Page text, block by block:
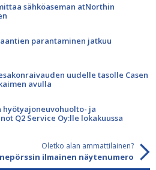
sähköaseman atNorthin
parantaminen jatkuu
uudelle tasolle Casen
avulla
hyötyajoneuvohuolto- ja
Q2 Service Oy:lle lokakuussa
Oletko alan ammattilainen?
ilmainen näytenumero